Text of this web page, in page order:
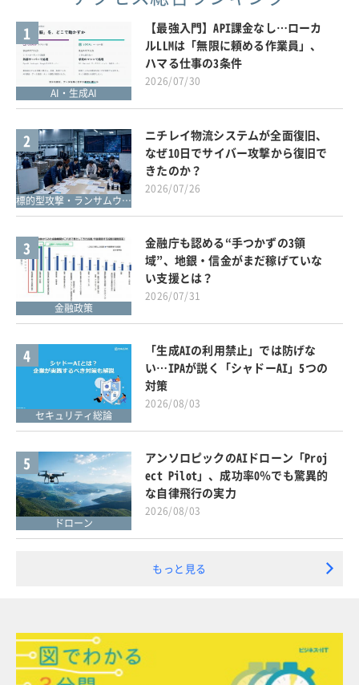
1
AI・生成AI
【最強入門】API課金なし…ローカ
ルLLMは「無限に頼める作業員」、
ハマる仕事の3条件
2026/07/30
2
標的型攻撃・ランサムウェア対策
ニチレイ物流システムが全面復旧、
なぜ10日でサイバー攻撃から復旧で
きたのか？
2026/07/26
3
金融政策
金融庁も認める“手つかずの3領
域”、地銀・信金がまだ稼げていな
い支援とは？
2026/07/31
4
セキュリティ総論
「生成AIの利用禁止」では防げな
い…IPAが説く「シャドーAI」5つの
対策
2026/08/03
5
ドローン
アンソロピックのAIドローン「Proj
ect Pilot」、成功率0％でも驚異的
な自律飛行の実力
2026/08/03
もっと見る